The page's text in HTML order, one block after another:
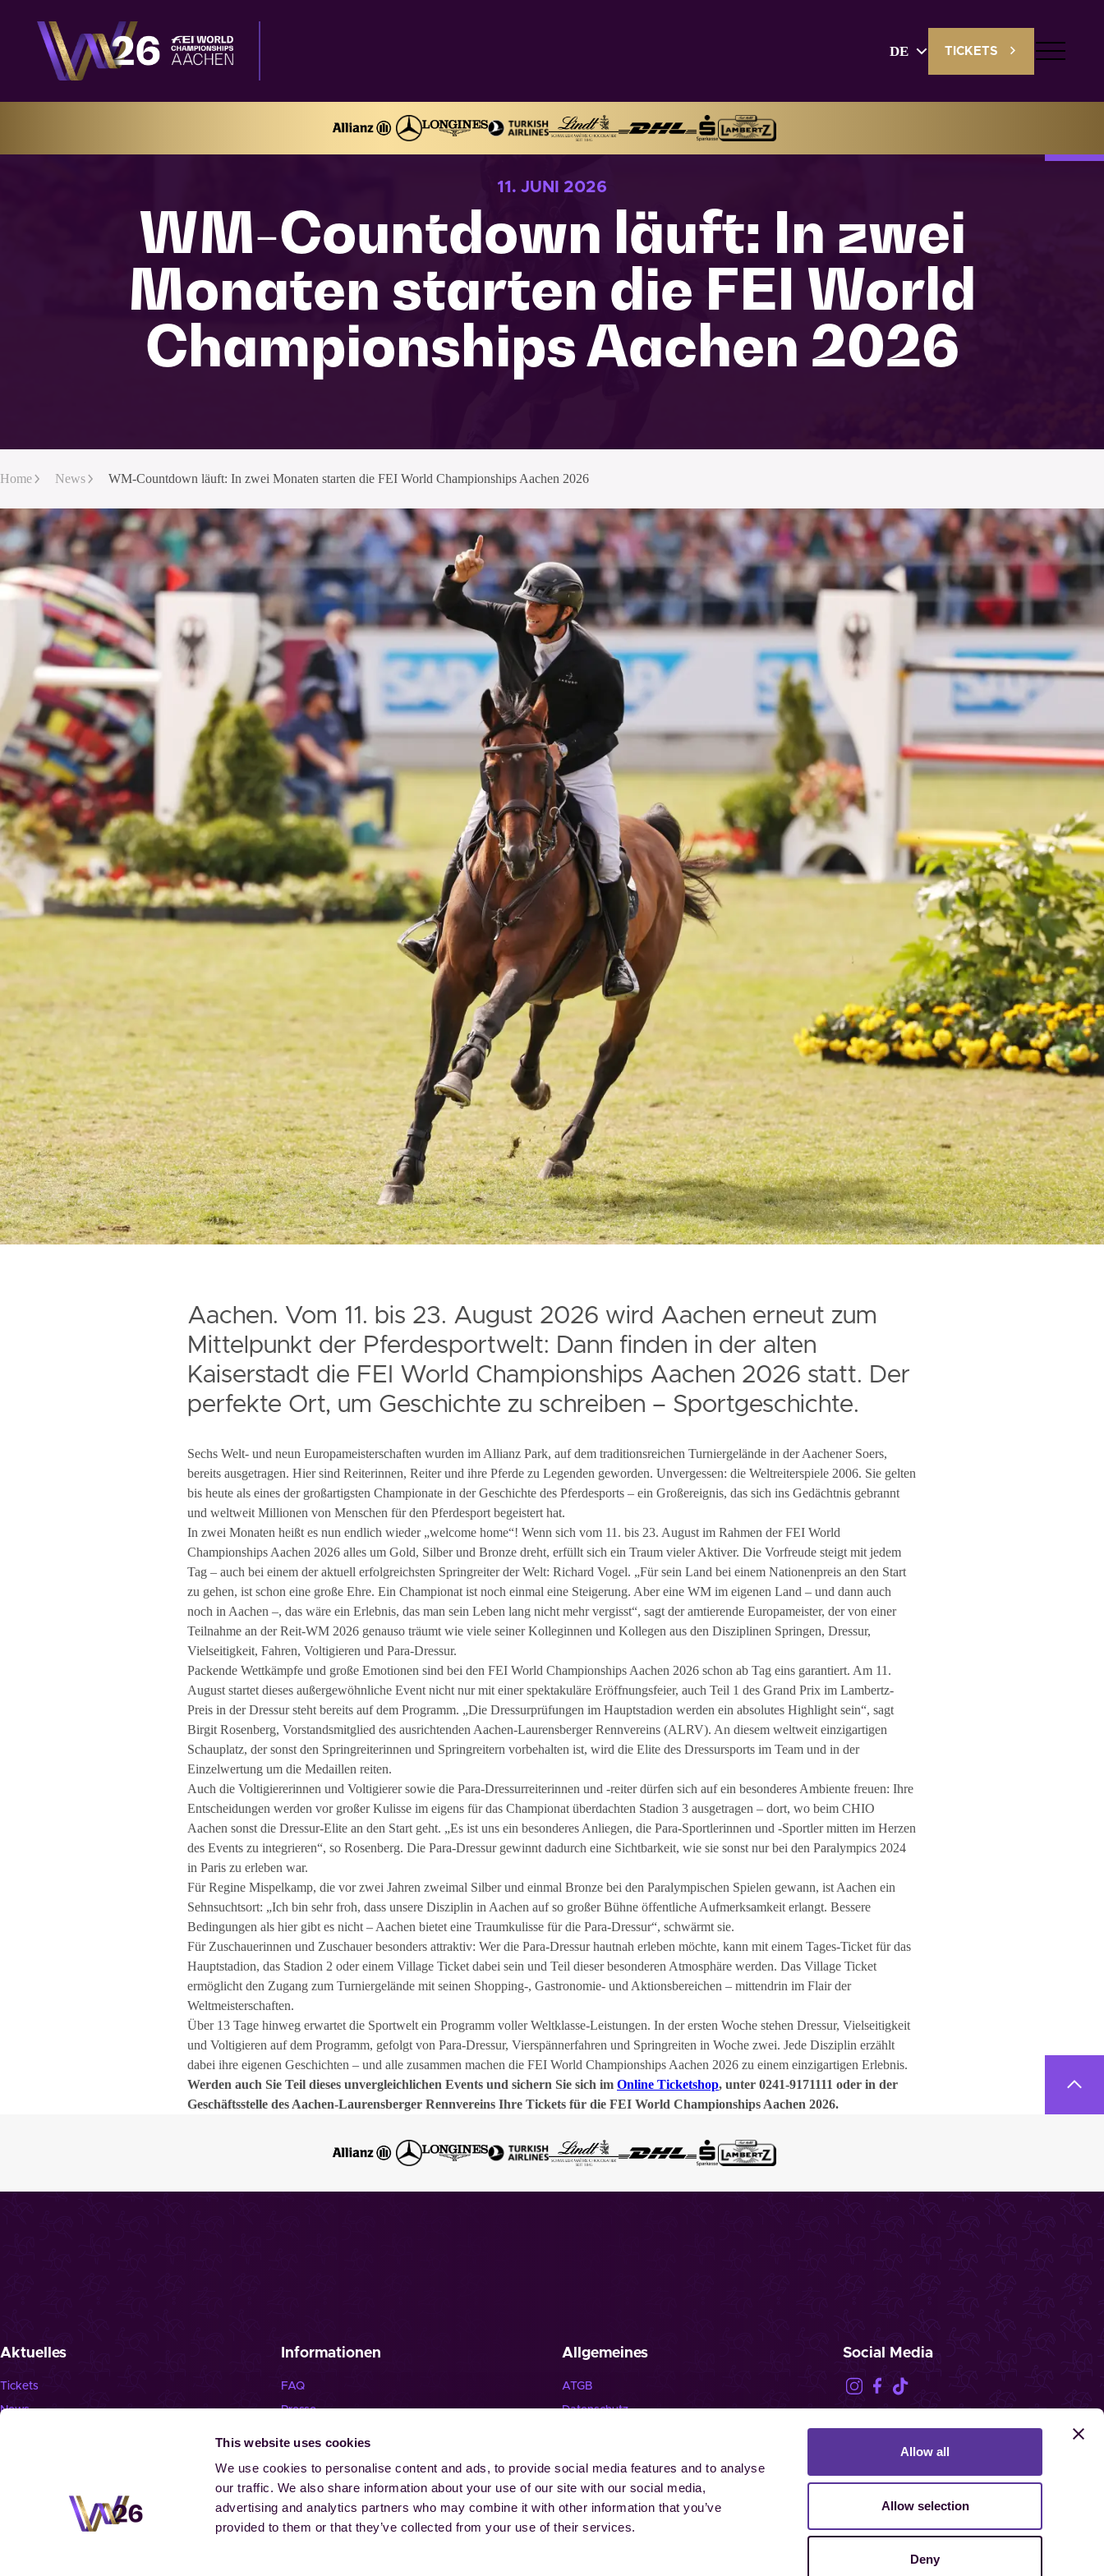
This website uses cookies
We use cookies to personalise content and ads, to provide social media features and to analyse
our traffic. We also share information about your use of our site with our social media,
advertising and analytics partners who may combine it with other information that you’ve
provided to them or that they’ve collected from your use of their services.
Allow all
Allow selection
Deny
DE
Deutsch
TICKETS
Home News WM-Countdown läuft: In zwei Monaten starten die FEI World Championships Aachen 2026
11. JUNI 2026
WM-Countdown läuft: In zwei
Monaten starten die FEI World
Championships Aachen 2026
Aachen. Vom 11. bis 23. August 2026 wird Aachen erneut zum
Mittelpunkt der Pferdesportwelt: Dann finden in der alten
Kaiserstadt die FEI World Championships Aachen 2026 statt. Der
perfekte Ort, um Geschichte zu schreiben – Sportgeschichte.
Sechs Welt- und neun Europameisterschaften wurden im Allianz Park, auf dem traditionsreichen Turniergelände in der Aachener Soers,
bereits ausgetragen. Hier sind Reiterinnen, Reiter und ihre Pferde zu Legenden geworden. Unvergessen: die Weltreiterspiele 2006. Sie gelten
bis heute als eines der großartigsten Championate in der Geschichte des Pferdesports – ein Großereignis, das sich ins Gedächtnis gebrannt
und weltweit Millionen von Menschen für den Pferdesport begeistert hat.
In zwei Monaten heißt es nun endlich wieder „welcome home“! Wenn sich vom 11. bis 23. August im Rahmen der FEI World
Championships Aachen 2026 alles um Gold, Silber und Bronze dreht, erfüllt sich ein Traum vieler Aktiver. Die Vorfreude steigt mit jedem
Tag – auch bei einem der aktuell erfolgreichsten Springreiter der Welt: Richard Vogel. „Für sein Land bei einem Nationenpreis an den Start
zu gehen, ist schon eine große Ehre. Ein Championat ist noch einmal eine Steigerung. Aber eine WM im eigenen Land – und dann auch
noch in Aachen –, das wäre ein Erlebnis, das man sein Leben lang nicht mehr vergisst“, sagt der amtierende Europameister, der von einer
Teilnahme an der Reit-WM 2026 genauso träumt wie viele seiner Kolleginnen und Kollegen aus den Disziplinen Springen, Dressur,
Vielseitigkeit, Fahren, Voltigieren und Para-Dressur.
Packende Wettkämpfe und große Emotionen sind bei den FEI World Championships Aachen 2026 schon ab Tag eins garantiert. Am 11.
August startet dieses außergewöhnliche Event nicht nur mit einer spektakuläre Eröffnungsfeier, auch Teil 1 des Grand Prix im Lambertz-
Preis in der Dressur steht bereits auf dem Programm. „Die Dressurprüfungen im Hauptstadion werden ein absolutes Highlight sein“, sagt
Birgit Rosenberg, Vorstandsmitglied des ausrichtenden Aachen-Laurensberger Rennvereins (ALRV). An diesem weltweit einzigartigen
Schauplatz, der sonst den Springreiterinnen und Springreitern vorbehalten ist, wird die Elite des Dressursports im Team und in der
Einzelwertung um die Medaillen reiten.
Auch die Voltigiererinnen und Voltigierer sowie die Para-Dressurreiterinnen und -reiter dürfen sich auf ein besonderes Ambiente freuen: Ihre
Entscheidungen werden vor großer Kulisse im eigens für das Championat überdachten Stadion 3 ausgetragen – dort, wo beim CHIO
Aachen sonst die Dressur-Elite an den Start geht. „Es ist uns ein besonderes Anliegen, die Para-Sportlerinnen und -Sportler mitten im Herzen
des Events zu integrieren“, so Rosenberg. Die Para-Dressur gewinnt dadurch eine Sichtbarkeit, wie sie sonst nur bei den Paralympics 2024
in Paris zu erleben war.
Für Regine Mispelkamp, die vor zwei Jahren zweimal Silber und einmal Bronze bei den Paralympischen Spielen gewann, ist Aachen ein
Sehnsuchtsort: „Ich bin sehr froh, dass unsere Disziplin in Aachen auf so großer Bühne öffentliche Aufmerksamkeit erlangt. Bessere
Bedingungen als hier gibt es nicht – Aachen bietet eine Traumkulisse für die Para-Dressur“, schwärmt sie.
Für Zuschauerinnen und Zuschauer besonders attraktiv: Wer die Para-Dressur hautnah erleben möchte, kann mit einem Tages-Ticket für das
Hauptstadion, das Stadion 2 oder einem Village Ticket dabei sein und Teil dieser besonderen Atmosphäre werden. Das Village Ticket
ermöglicht den Zugang zum Turniergelände mit seinen Shopping-, Gastronomie- und Aktionsbereichen – mittendrin im Flair der
Weltmeisterschaften.
Über 13 Tage hinweg erwartet die Sportwelt ein Programm voller Weltklasse-Leistungen. In der ersten Woche stehen Dressur, Vielseitigkeit
und Voltigieren auf dem Programm, gefolgt von Para-Dressur, Vierspännerfahren und Springreiten in Woche zwei. Jede Disziplin erzählt
dabei ihre eigenen Geschichten – und alle zusammen machen die FEI World Championships Aachen 2026 zu einem einzigartigen Erlebnis.
Werden auch Sie Teil dieses unvergleichlichen Events und sichern Sie sich im Online Ticketshop, unter 0241-9171111 oder in der
Geschäftsstelle des Aachen-Laurensberger Rennvereins Ihre Tickets für die FEI World Championships Aachen 2026.
Aktuelles
Tickets
News
Informationen
FAQ
Presse
Allgemeines
ATGB
Datenschutz
Kontakt
Cookies
Social Media